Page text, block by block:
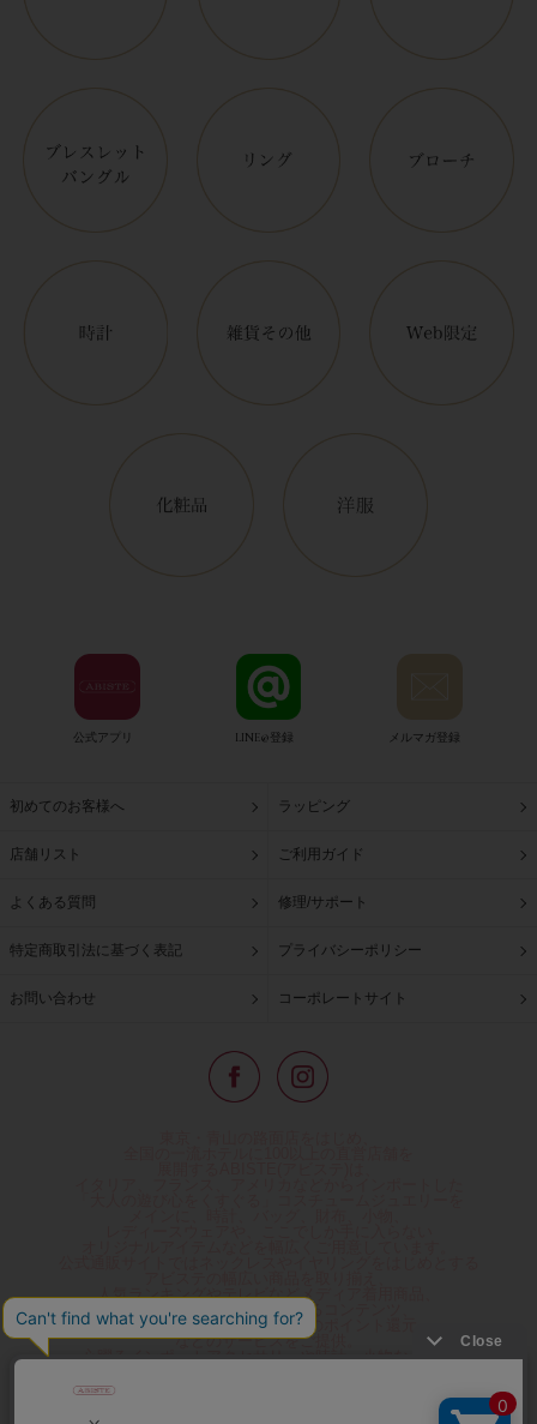
公式アプリ LINE@登録 メルマガ登録
初めてのお客様へ ラッピング
店舗リスト ご利用ガイド
よくある質問 修理/サポート
特定商取引法に基づく表記 プライバシーポリシー
お問い合わせ コーポレートサイト
人気ランキングやテレビなどメディア着用商品、
雑誌掲載商品情報を紹介するコンテンツ、
プレゼント包装無料や独自のポイント還元
などのサービスをご提供。
心躍るインポートアクセサリーや時計、小物などで、
夢やときめきを与えられるよう願っています。
◆ギフトラッピング無料/11,000円以上のご注文で送料無料◆